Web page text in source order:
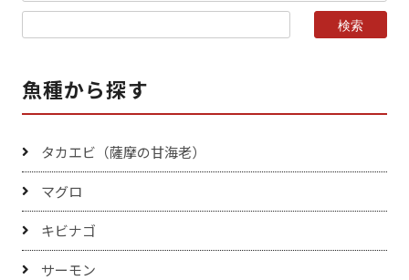
魚種から探す
タカエビ（薩摩の甘海老）
マグロ
キビナゴ
サーモン